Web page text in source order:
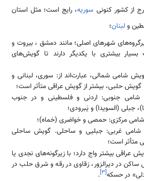
از کشور کنونی سوریه، رایج ‌‌‌‌‌است؛ مثل ‌‌‌‌‌استان
ولبنان؛
شهر‌‌‌‌های اصلی؛ مانند دمشق ، بیروت و
بسیار بیشتری با یکدیگر دارند تا گویش‌‌‌‌‌های
شامی شمالی، عبارت­‌‌‌‌‌‌‌‌‌‌‌‌اند از: سوری، لبنانی و
گویش حلبی، بیشتر از گویش عراقی متأثر ‌‌‌‌‌است؛
شامی جنوبی: اردنی و فلسطینی و در جنوب
جبلی (السویدا) و یَبرودی؛
مرکزی: حمصی و حَواضری (خماه)؛
شامی غربی: جبلیی و ساحلی. گویش ساحلی
متأثر ‌‌‌‌‌است؛
عراقی بیشتر واج دارد؛ با زیرگونه­‌‌‌‌های نجدی یا
ساکن در دیرالزور، رَقاوی در رقه و شرق حلب در
در حسکه[۳]
.